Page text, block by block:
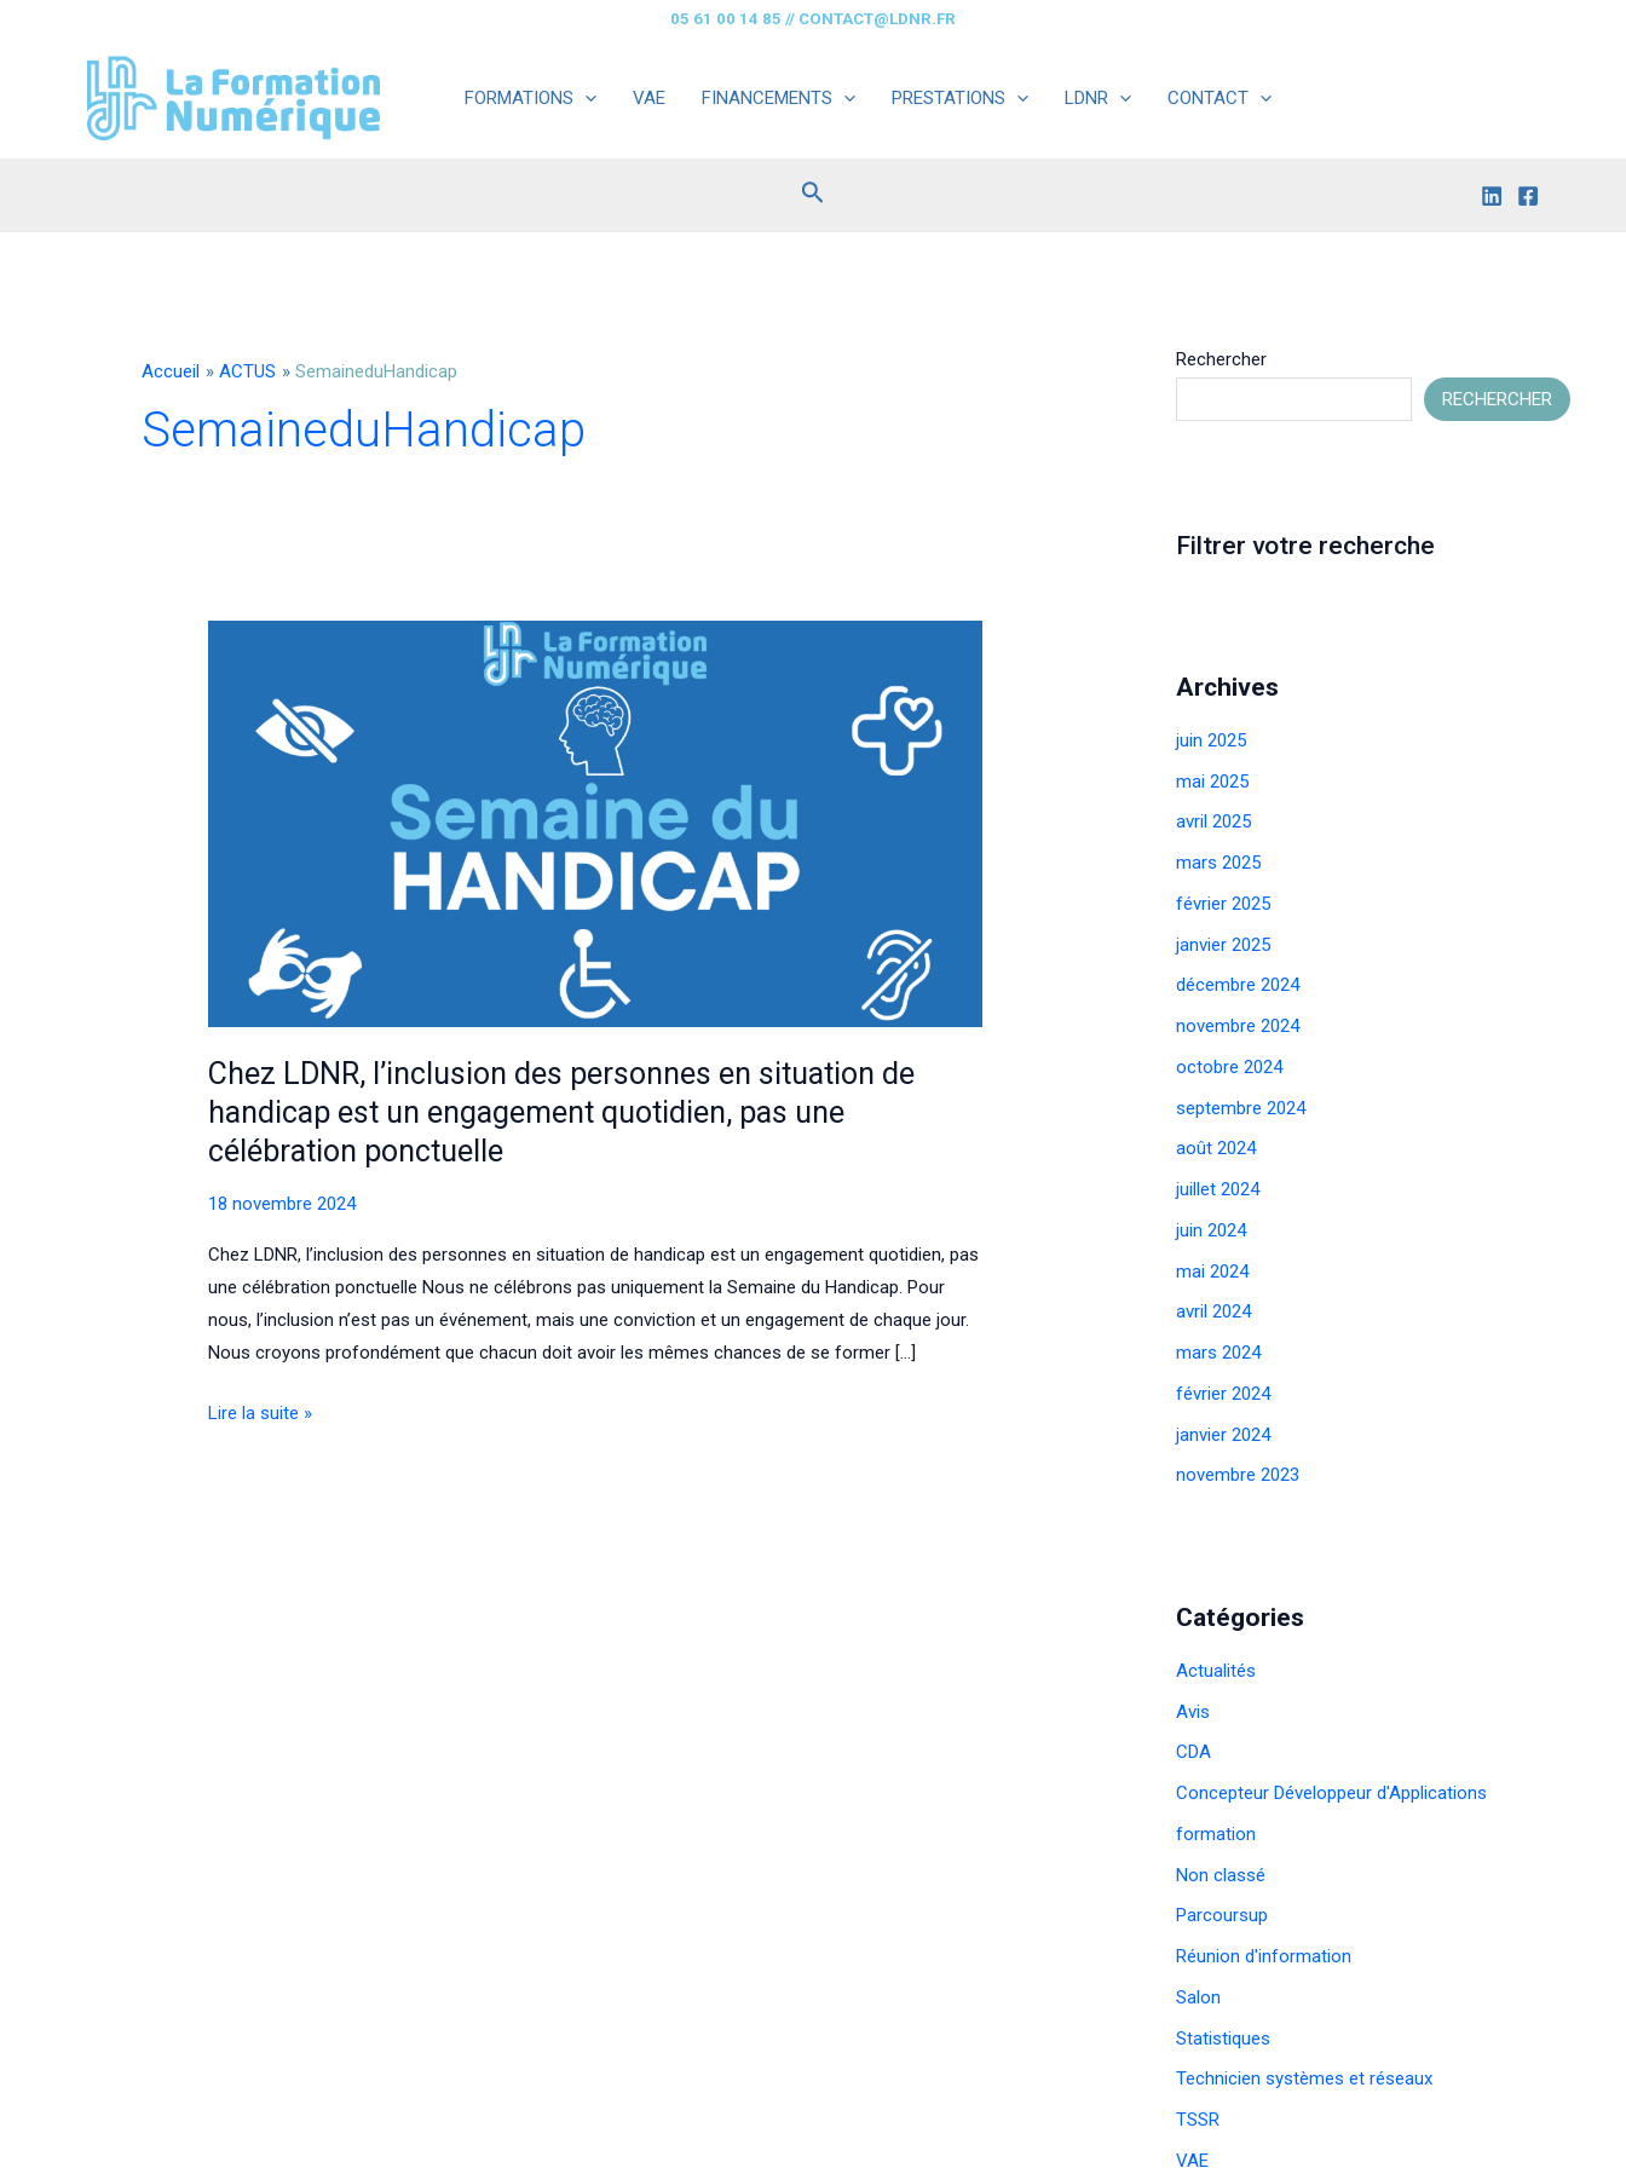
05 61 00 14 85 // CONTACT@LDNR.FR
FORMATIONS VAE FINANCEMENTS PRESTATIONS LDNR CONTACT
Rechercher
Accueil ACTUS SemaineduHandicap
SemaineduHandicap
Chez LDNR, l’inclusion des personnes en situation de
handicap est un engagement quotidien, pas une
célébration ponctuelle
18 novembre 2024
Chez LDNR, l’inclusion des personnes en situation de handicap est un engagement quotidien, pas
une célébration ponctuelle Nous ne célébrons pas uniquement la Semaine du Handicap. Pour
nous, l’inclusion n’est pas un événement, mais une conviction et un engagement de chaque jour.
Nous croyons profondément que chacun doit avoir les mêmes chances de se former […]
Chez
Lire la suite »
Rechercher
RECHERCHER
Filtrer votre recherche
Archives
juin 2025
mai 2025
avril 2025
mars 2025
février 2025
janvier 2025
décembre 2024
novembre 2024
octobre 2024
septembre 2024
août 2024
juillet 2024
juin 2024
mai 2024
avril 2024
mars 2024
février 2024
janvier 2024
novembre 2023
Catégories
Actualités
Avis
CDA
Concepteur Développeur d'Applications
formation
Non classé
Parcoursup
Réunion d'information
Salon
Statistiques
Technicien systèmes et réseaux
TSSR
VAE